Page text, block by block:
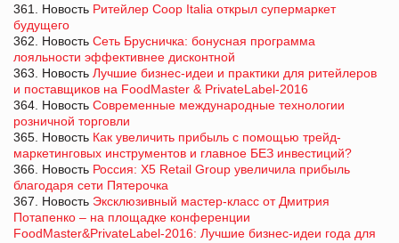
361. Новость Ритейлер Coop Italia открыл супермаркет
будущего
362. Новость Сеть Брусничка: бонусная программа
лояльности эффективнее дисконтной
363. Новость Лучшие бизнес-идеи и практики для ритейлеров
и поставщиков на FoodMaster & PrivateLabel-2016
364. Новость Современные международные технологии
розничной торговли
365. Новость Как увеличить прибыль с помощью трейд-
маркетинговых инструментов и главное БЕЗ инвестиций?
366. Новость Россия: X5 Retail Group увеличила прибыль
благодаря сети Пятерочка
367. Новость Эксклюзивный мастер-класс от Дмитрия
Потапенко – на площадке конференции
FoodMaster&PrivateLabel-2016: Лучшие бизнес-идеи года для